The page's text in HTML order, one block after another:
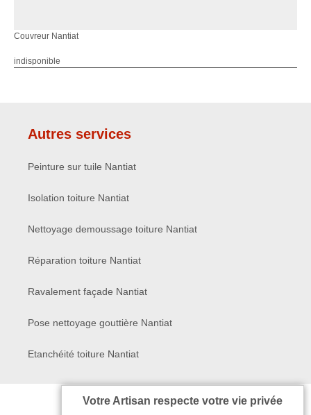
Couvreur Nantiat
indisponible
Autres services
Peinture sur tuile Nantiat
Isolation toiture Nantiat
Nettoyage demoussage toiture Nantiat
Réparation toiture Nantiat
Ravalement façade Nantiat
Pose nettoyage gouttière Nantiat
Etanchéité toiture Nantiat
Votre Artisan respecte votre vie privée